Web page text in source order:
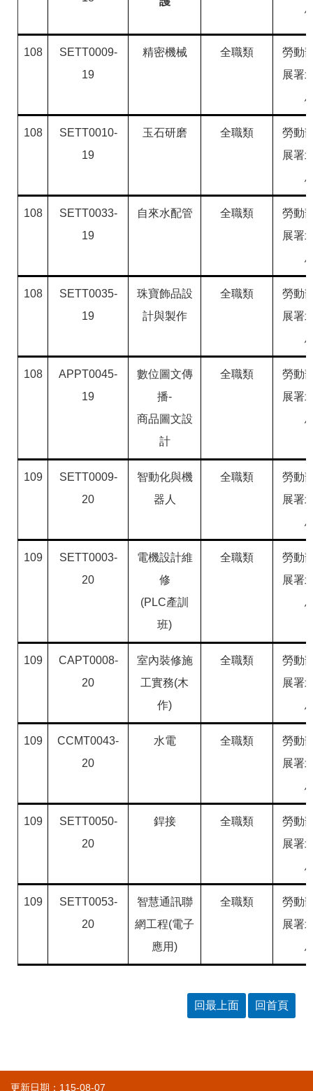
108
SETT0009-
19
精密機械 全職類
勞動
展署
108
SETT0010-
19
玉石研磨 全職類
勞動
展署
108
SETT0033-
19
自來水配管 全職類
勞動
展署
108
SETT0035-
19
珠寶飾品設
計與製作
全職類
勞動
展署
108
APPT0045-
19
數位圖文傳
播-
商品圖文設
計
全職類
勞動
展署
109
SETT0009-
20
智動化與機
器人
全職類
勞動
展署
109
SETT0003-
20
電機設計維
修
(PLC產訓
班)
全職類
勞動
展署
109
CAPT0008-
20
室內裝修施
工實務(木
作)
全職類
勞動
展署
109
CCMT0043-
20
水電 全職類
勞動
展署
109
SETT0050-
20
銲接 全職類
勞動
展署
109
SETT0053-
20
智慧通訊聯
網工程(電子
應用)
全職類
勞動
展署
回最上面 回首頁
更新日期：115-08-07